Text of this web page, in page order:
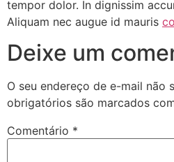
tempor dolor. In dignissim
Aliquam nec augue id mauris
Deixe um
O seu endereço de e-mail não
obrigatórios são marcados
Comentário *